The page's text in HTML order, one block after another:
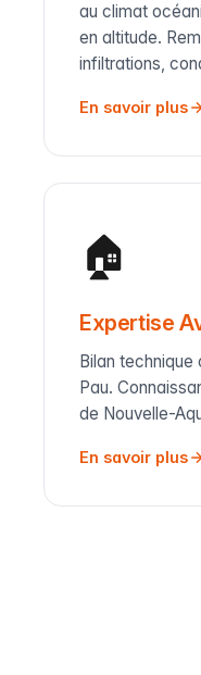
au climat
en altitude.
infiltrations,
En savoir plus
🏠
Expertise
Bilan
Pau.
de Nouvelle-
En savoir plus